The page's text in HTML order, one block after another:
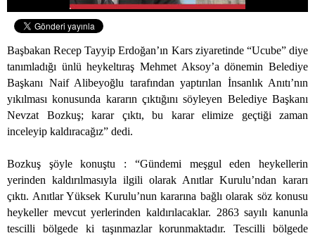
Başbakan Recep Tayyip Erdoğan’ın Kars ziyaretinde “Ucube” diye
tanımladığı ünlü heykeltıraş Mehmet Aksoy’a dönemin Belediye
Başkanı Naif Alibeyoğlu tarafından yaptırılan İnsanlık Anıtı’nın
yıkılması konusunda kararın çıktığını söyleyen Belediye Başkanı
Nevzat Bozkuş; karar çıktı, bu karar elimize geçtiği zaman
inceleyip kaldıracağız” dedi.
Bozkuş şöyle konuştu : “Gündemi meşgul eden heykellerin
yerinden kaldırılmasıyla ilgili olarak Anıtlar Kurulu’ndan kararı
çıktı. Anıtlar Yüksek Kurulu’nun kararına bağlı olarak söz konusu
heykeller mevcut yerlerinden kaldırılacaklar. 2863 sayılı kanunla
tescilli bölgede ki taşınmazlar korunmaktadır. Tescilli bölgede